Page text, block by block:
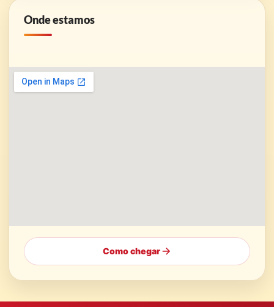
Onde estamos
Como chegar